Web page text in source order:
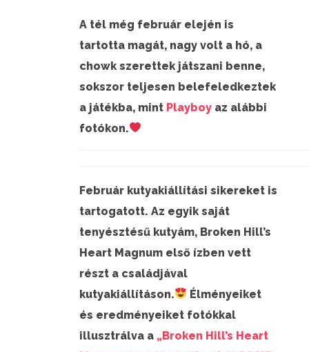
A tél még február elején is
tartotta magát, nagy volt a hó, a
chowk szerettek játszani benne,
sokszor teljesen belefeledkeztek
a játékba, mint Playboy az alábbi
fotókon.
Február kutyakiállítási sikereket is
tartogatott. Az egyik saját
tenyésztésű kutyám, Broken Hill’s
Heart Magnum első ízben vett
részt a családjával
kutyakiállításon.
Élményeiket
és eredményeiket fotókkal
illusztrálva a „Broken Hill’s Heart